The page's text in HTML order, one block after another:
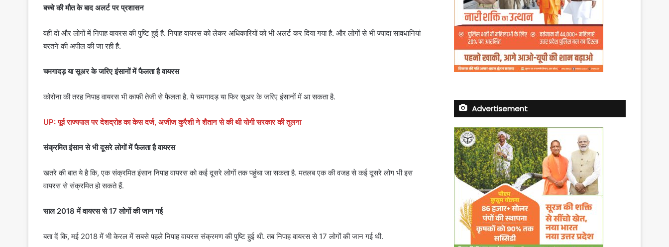
बच्चे की मौत के बाद अलर्ट पर प्रशासन
वहीं दो और लोगों में निपाह वायरस की पुष्टि हुई है. निपाह वायरस को लेकर अधिकारियों को भी अलर्ट कर दिया गया है. और लोगों से भी ज्यादा सावधानियां
बरतने की अपील की जा रही है.
चमगादड़ या सूअर के जरिए इंसानों में फैलता है वायरस
कोरोना की तरह निपाह वायरस भी काफी तेजी से फैलता है. ये चमगादड़ या फिर सूअर के जरिए इंसानों में आ सकता है.
UP: पूर्व राज्यपाल पर देशद्रोह का केस दर्ज, अजीज कुरैशी ने शैतान से की थी योगी सरकार की तुलना
संक्रमित इंसान से भी दूसरे लोगों में फैलता है वायरस
खतरे की बात ये है कि, एक संक्रमित इंसान निपाह वायरस को कई दूसरे लोगों तक पहुंचा जा सकता है. मतलब एक की वजह से कई दूसरे लोग भी इस
वायरस से संक्रमित हो सकते हैं.
साल 2018 में वायरस से 17 लोगों की जान गई
बता दें कि, मई 2018 में भी केरल में सबसे पहले निपाह वायरस संक्रमण की पुष्टि हुई थी. तब निपाह वायरस से 17 लोगों की जान गई थी.
Advertisement